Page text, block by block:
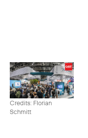
Credits: Florian
Schmitt